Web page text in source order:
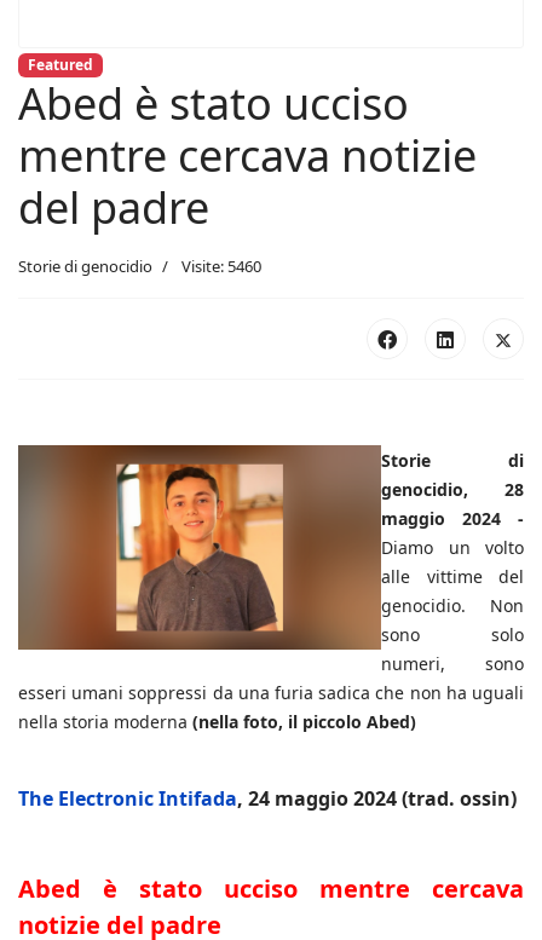
Featured
Abed è stato ucciso
mentre cercava notizie
del padre
Storie di genocidio Visite: 5460
Storie di
genocidio, 28
maggio 2024 -
Diamo un volto
alle vittime del
genocidio. Non
sono solo
numeri, sono
esseri umani soppressi da una furia sadica che non ha uguali
nella storia moderna (nella foto, il piccolo Abed)
The Electronic Intifada, 24 maggio 2024 (trad. ossin)
Abed è stato ucciso mentre cercava
notizie del padre